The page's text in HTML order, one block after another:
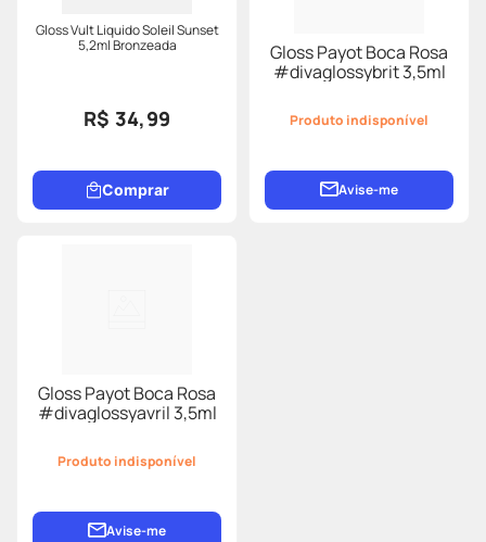
Gloss Vult Liquido Soleil Sunset
5,2ml Bronzeada
R$ 34,99
Comprar
Gloss Payot Boca Rosa
#divaglossybrit 3,5ml
Produto indisponível
Avise-me
Gloss Payot Boca Rosa
#divaglossyavril 3,5ml
Produto indisponível
Avise-me